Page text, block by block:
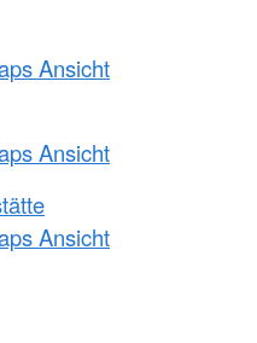
Ansicht
Ansicht
Ansicht